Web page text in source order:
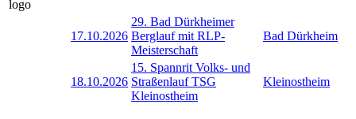
17.10.2026
29. Bad Dürkheimer
Berglauf mit RLP-
Meisterschaft
Bad Dürkheim
18.10.2026
15. Spannrit Volks- und
Straßenlauf TSG
Kleinostheim
Kleinostheim